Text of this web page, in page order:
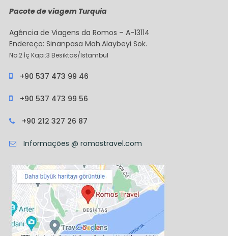
Pacote de viagem Turquia
Agência de Viagens da Romos – A-13114
Endereço: Sinanpasa Mah.Alaybeyi Sok.
No:2 İç Kapı:3 Besiktas/Istambul
+90 537 473 99 46
+90 537 473 99 56
+90 212 327 26 87
Informações @ romostravel.com